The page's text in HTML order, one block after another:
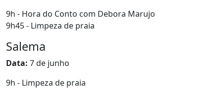
9h - Hora do Conto com Debora Marujo
9h45 - Limpeza de praia
Salema
Data: 7 de junho
9h - Limpeza de praia